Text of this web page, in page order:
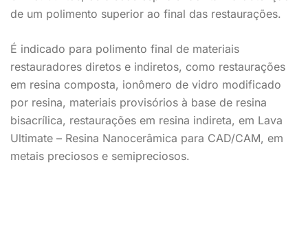
de um polimento superior ao final das restaurações.
É indicado para polimento final de materiais
restauradores diretos e indiretos, como restaurações
em resina composta, ionômero de vidro modificado
por resina, materiais provisórios à base de resina
bisacrílica, restaurações em resina indireta, em Lava
Ultimate – Resina Nanocerâmica para CAD/CAM, em
metais preciosos e semipreciosos.